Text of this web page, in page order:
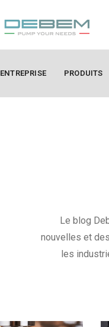
ENTREPRISE PRODUITS
Le blog
nouvelles et
les